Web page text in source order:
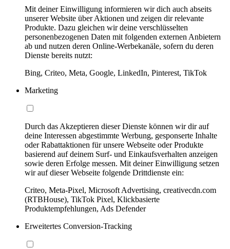
Mit deiner Einwilligung informieren wir dich auch abseits
unserer Website über Aktionen und zeigen dir relevante
Produkte. Dazu gleichen wir deine verschlüsselten
personenbezogenen Daten mit folgenden externen Anbietern
ab und nutzen deren Online-Werbekanäle, sofern du deren
Dienste bereits nutzt:
Bing, Criteo, Meta, Google, LinkedIn, Pinterest, TikTok
Marketing
Durch das Akzeptieren dieser Dienste können wir dir auf
deine Interessen abgestimmte Werbung, gesponserte Inhalte
oder Rabattaktionen für unsere Webseite oder Produkte
basierend auf deinem Surf- und Einkaufsverhalten anzeigen
sowie deren Erfolge messen. Mit deiner Einwilligung setzen
wir auf dieser Webseite folgende Drittdienste ein:
Criteo, Meta-Pixel, Microsoft Advertising, creativecdn.com
(RTBHouse), TikTok Pixel, Klickbasierte
Produktempfehlungen, Ads Defender
Erweitertes Conversion-Tracking